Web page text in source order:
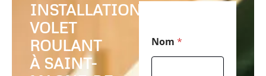
INSTALLATION
VOLET
ROULANT
À SAINT-
Nom *